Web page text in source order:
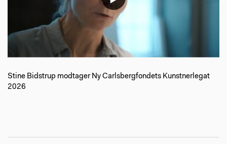
Stine Bidstrup modtager Ny Carlsbergfondets Kunstnerlegat
2026